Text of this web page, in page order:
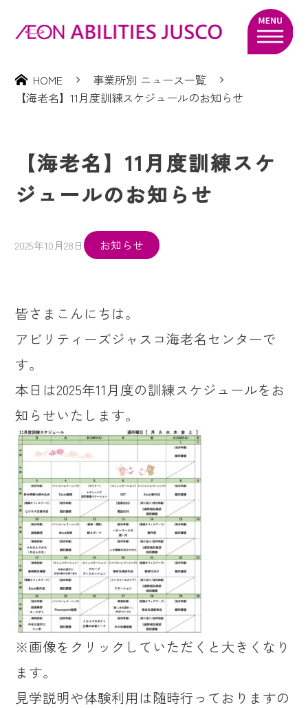
HOME
事業所別 ニュース一覧
【海老名】11月度訓練スケジュールのお知らせ
【海老名】11月度訓練スケ
ジュールのお知らせ
2025年10月28日 お知らせ
皆さまこんにちは。
アビリティーズジャスコ海老名センターで
す。
本日は2025年11月度の訓練スケジュールをお
知らせいたします。
※画像をクリックしていただくと大きくなり
ます。
見学説明や体験利用は随時行っておりますの